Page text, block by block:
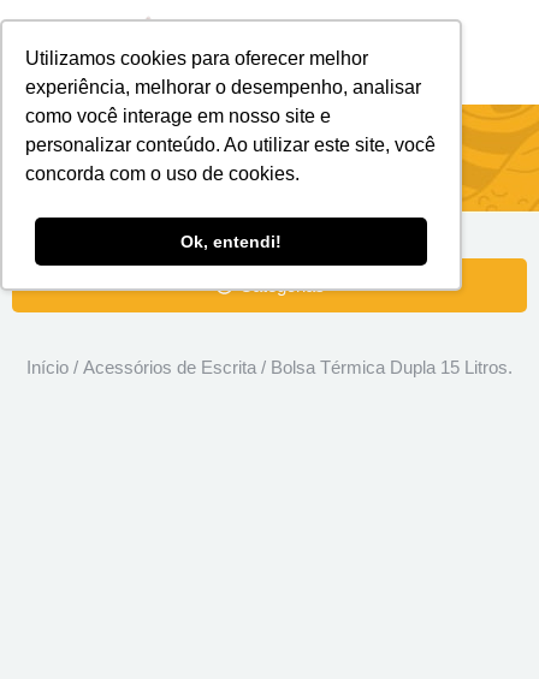
Utilizamos cookies para oferecer melhor
experiência, melhorar o desempenho, analisar
como você interage em nosso site e
personalizar conteúdo. Ao utilizar este site, você
concorda com o uso de cookies.
Ok, entendi!
Bolsa Térmica Dupla 15 Litros.
Categorias
Início / Acessórios de Escrita / Bolsa Térmica Dupla 15 Litros.